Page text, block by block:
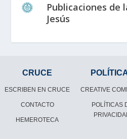
Publicaciones de
Jesús
CRUCE
ESCRIBEN EN CRUCE
CONTACTO
HEMEROTECA
CREATIVE
POLÍTICAS